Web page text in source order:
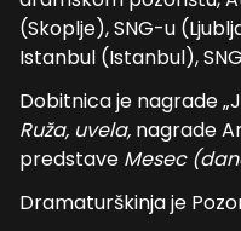
(Skoplje), SNG-u
Istanbul (Istanbul),
Dobitnica je nagrade
Ruža, uvela, nagrade
predstave Mesec
Dramaturškinja je